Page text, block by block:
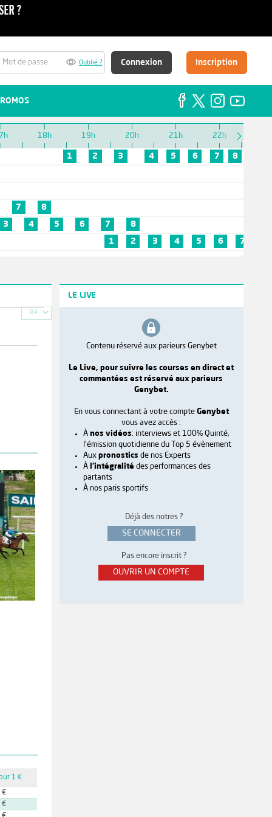
Oublié ? Connexion Inscription
18h 19h 20h 21h 22h
1 2 3 4 5 6 7
8
7
8
3 4 5 6 7
8
1
2 3 4 5 6 7
R4
1 €
€
€
LE LIVE
Contenu réservé aux parieurs Genybet
Le Live, pour suivre les courses en direct et
commentées est réservé aux parieurs
Genybet.
En vous connectant à votre compte Genybet
vous avez accès :
À nos vidéos: interviews et 100% Quinté,
l'émission quotidienne du Top 5 évènement
Aux pronostics de nos Experts
À l'intégralité des performances des
partants
À nos paris sportifs
Déjà des notres ?
SE CONNECTER
Pas encore inscrit ?
OUVRIR UN COMPTE